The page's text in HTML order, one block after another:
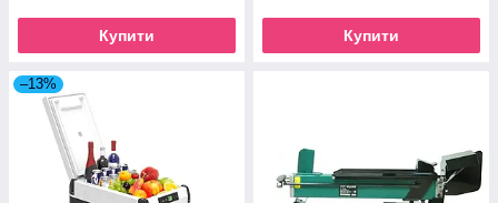
Купити Купити
–13%